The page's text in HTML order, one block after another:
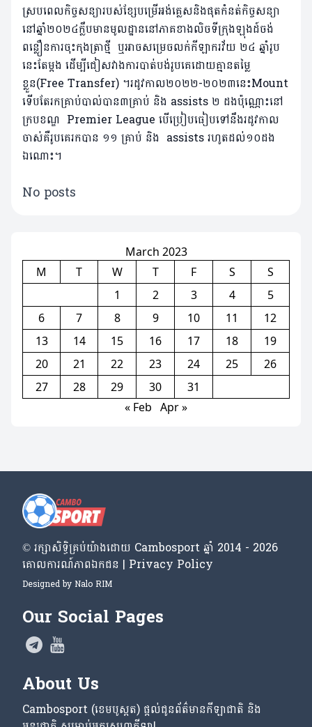
ស្របពេលកិច្ចសន្យារបស់ខ្សែបម្រើអង់គ្លេសនិងផុតកំនត់កិច្ចសន្យា
នៅឆ្នាំ២០២៤ក្លឹបមានមូលដ្ឋាននៅភាគខាងលិចទីក្រុងឡុងដ៍ចង់
ពន្លឿនការចុះកុងត្រាថ្មី ឬអាច​សម្រេចលក់កីឡាករវ័យ ២៤ ឆ្នាំរូប
នេះតែម្តង ដើម្បីជៀសវាងការបាត់បង់រូបគេដោយគ្មានតម្លៃ
ខ្លួន(Free Transfer) ។រដូវកាល២០២២-២០២៣​នេះMount
ទើបតែរកគ្រាប់បាល់បាន៣គ្រាប់ និង assists ២ ដងប៉ុណ្ណោះនៅ
ក្របខណ្ឌ Premier League បើប្រៀបធៀប​ទៅនឹងរដូវកាល
ចាស់គឺរូបគេរក​បាន ១១ គ្រាប់ និង assists រហូតដល់១០ដង
ឯណោះ។
No posts
March 2023
M
T W T F S
S
1
2 3 4
5
6
7 8 9 10 11
12
13
14 15 16 17 18
19
20
21 22 23 24 25
26
27
28 29 30
31
« Feb Apr »
© រក្សា​សិទ្ធិ​គ្រប់​យ៉ាង​ដោយ​ Cambosport ឆ្នាំ 2014 - 2026
គោលការណ៍​ភាព​ឯកជន | Privacy Policy
Designed by Nalo RIM
Our Social Pages
About Us
Cambosport (ខេមបូស្ពត) ផ្តល់ជូនព័ត៌មានកីឡាជាតិ និង